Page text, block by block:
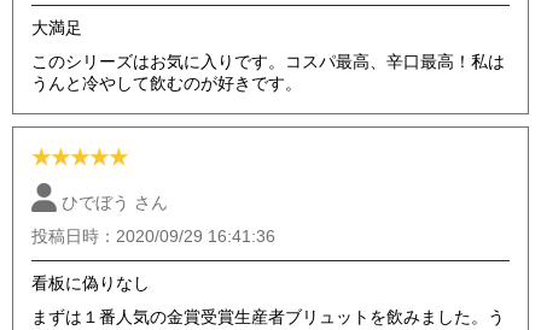
大満足
このシリーズはお気に入りです。コスパ最高、辛口最高！私は
うんと冷やして飲むのが好きです。
★★★★★
ひでぼう さん
投稿日時：2020/09/29 16:41:36
看板に偽りなし
まずは１番人気の金賞受賞生産者ブリュットを飲みました。う